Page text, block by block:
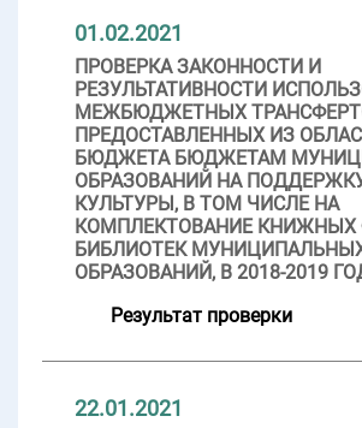
01.02.2021
ПРОВЕРКА ЗАКОННОСТИ И
РЕЗУЛЬТАТИВНОСТИ
МЕЖБЮДЖЕТНЫХ
ПРЕДОСТАВЛЕННЫХ ИЗ
БЮДЖЕТА БЮДЖЕТАМ
ОБРАЗОВАНИЙ НА
КУЛЬТУРЫ, В ТОМ ЧИСЛЕ НА
КОМПЛЕКТОВАНИЕ КНИЖНЫХ
БИБЛИОТЕК
ОБРАЗОВАНИЙ, В 2018-2019
Результат проверки
22.01.2021